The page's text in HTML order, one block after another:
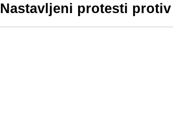
Nastavljeni protesti